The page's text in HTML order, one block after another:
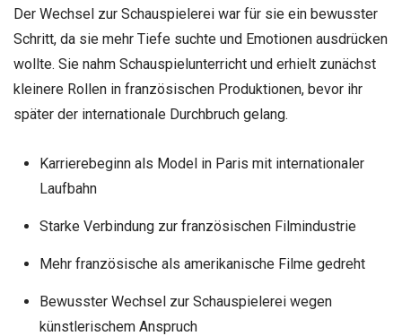
Der Wechsel zur Schauspielerei war für sie ein bewusster
Schritt, da sie mehr Tiefe suchte und Emotionen ausdrücken
wollte. Sie nahm Schauspielunterricht und erhielt zunächst
kleinere Rollen in französischen Produktionen, bevor ihr
später der internationale Durchbruch gelang.
Karrierebeginn als Model in Paris mit internationaler
Laufbahn
Starke Verbindung zur französischen Filmindustrie
Mehr französische als amerikanische Filme gedreht
Bewusster Wechsel zur Schauspielerei wegen
künstlerischem Anspruch